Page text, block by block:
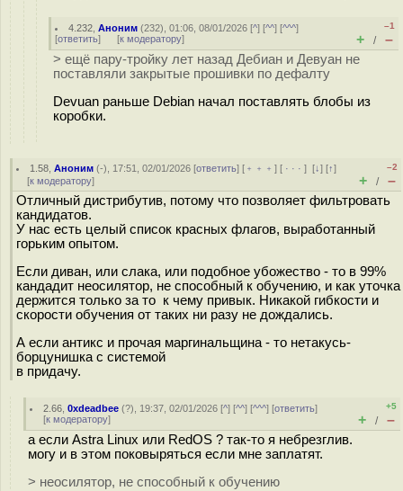
4.232 ,Аноним (232), 01:06, 08/01/2026 [^] [^^] [^^^]
[ответить] [к модератору]
–1
+ / –
> ещё пару-тройку лет назад Дебиан и Девуан не
поставляли закрытые прошивки по дефалту
Devuan раньше Debian начал поставлять блобы из
коробки.
1.58 ,Аноним (-), 17:51, 02/01/2026 [ответить] [ ﹢﹢﹢] [ · · ·][↓] [↑]
[к модератору]
–2
+ / –
Отличный дистрибутив, потому что позволяет фильтровать
кандидатов.
У нас есть целый список красных флагов, выработанный
горьким опытом.
Если диван, или слака, или подобное убожество - то в 99%
кандадит неосилятор, не способный к обучению, и как уточка
держится только за то к чему привык. Никакой гибкости и
скорости обучения от таких ни разу не дождались.
А если антикс и прочая маргинальщина - то нетакусь-
борцунишка с системой
в придачу.
2.66 ,0xdeadbee (?), 19:37, 02/01/2026 [^] [^^] [^^^] [ответить]
[к модератору]
+5
+ / –
а если Astra Linux или RedOS ? так-то я небрезглив.
могу и в этом поковыряться если мне заплатят.
> неосилятор, не способный к обучению